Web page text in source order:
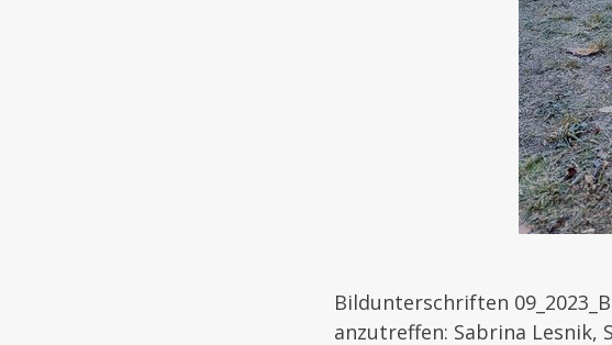
Bildunterschriften
anzutreffen: Sabrina Lesnik,